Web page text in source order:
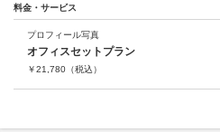
料金・サービス
プロフィール写真
オフィスセットプラン
￥21,780 （税込）